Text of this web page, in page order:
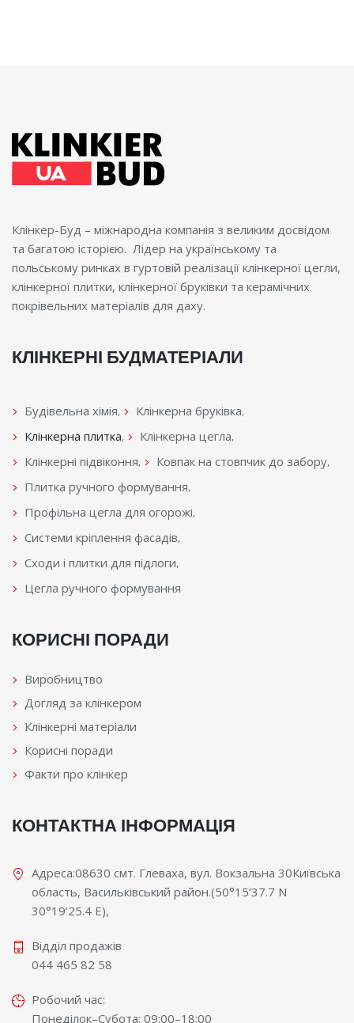
Клінкер-Буд – міжнародна компанія з великим досвідом
та багатою історією. Лідер на українському та
польському ринках в гуртовій реалізації клінкерної цегли,
клінкерної плитки, клінкерної бруківки та керамічних
покрівельних матеріалів для даху.
КЛІНКЕРНІ БУДМАТЕРІАЛИ
Будівельна хімія
Клінкерна бруківка
Клінкерна плитка
Клінкерна цегла
Клінкерні підвіконня
Ковпак на стовпчик до забору
Плитка ручного формування
Профільна цегла для огорожі
Системи кріплення фасадів
Сходи і плитки для підлоги
Цегла ручного формування
КОРИСНІ ПОРАДИ
Виробництво
Догляд за клінкером
Клінкерні матеріали
Корисні поради
Факти про клінкер
КОНТАКТНА ІНФОРМАЦІЯ
Адреса:08630 смт. Глеваха, вул. Вокзальна 30Київська
область, Васильківський район.(50°15’37.7 N
30°19’25.4 E),
Відділ продажів
044 465 82 58
Робочий час:
Понеділок–Субота: 09:00–18:00